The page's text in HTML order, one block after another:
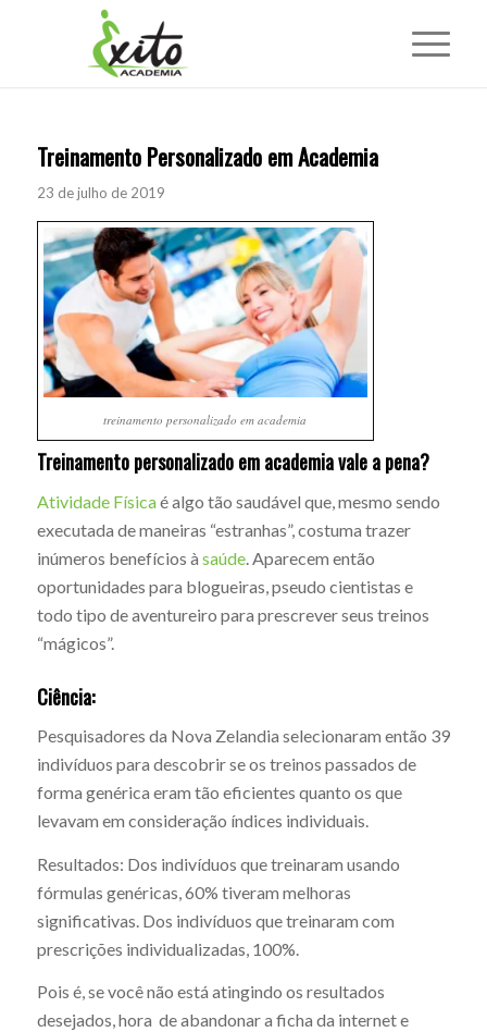
Treinamento Personalizado em Academia
23 de julho de 2019
treinamento personalizado em academia
Treinamento personalizado emacademiavale a pena?
Atividade Físicaé algo tão saudável que, mesmo sendo
executada de maneiras “estranhas”, costuma trazer
inúmeros benefícios à saúde. Aparecem então
oportunidades para blogueiras, pseudo cientistas e
todo tipo de aventureiro para prescrever seus treinos
“mágicos”.
Ciência:
Pesquisadores da Nova Zelandia selecionaram então 39
indivíduos para descobrir se os treinos passados de
forma genérica eram tão eficientes quanto os que
levavam em consideração índices individuais.
Resultados: Dos indivíduos que treinaram usando
fórmulas genéricas, 60% tiveram melhoras
significativas. Dos indivíduos que treinaram com
prescrições individualizadas, 100%.
Pois é, se você não está atingindo os resultados
desejados, hora de abandonar a ficha da internet e